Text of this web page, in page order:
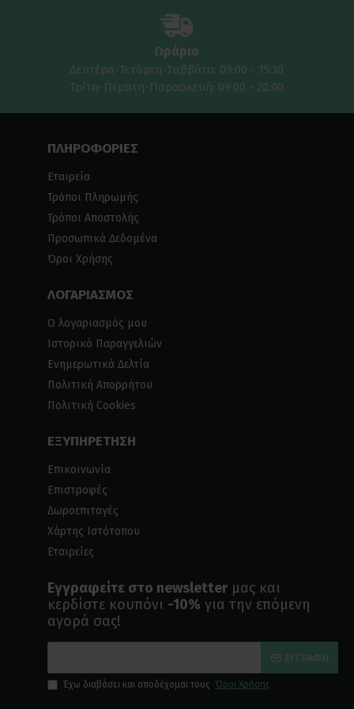
Ωράριο
Δευτέρα-Τετάρτη-Σαββάτο: 09:00 - 15:30
Τρίτη-Πέμπτη-Παρασκευή: 09:00 - 20:00
ΠΛΗΡΟΦΟΡΙΕΣ
Εταιρεία
Τρόποι Πληρωμής
Τρόποι Αποστολής
Προσωπικά Δεδομένα
Όροι Χρήσης
ΛΟΓΑΡΙΑΣΜΟΣ
Ο λογαριασμός μου
Ιστορικό Παραγγελιών
Ενημερωτικά Δελτία
Πολιτική Απορρήτου
Πολιτική Cookies
ΕΞΥΠΗΡΕΤΗΣΗ
Επικοινωνία
Επιστροφές
Δωροεπιταγές
Χάρτης Ιστότοπου
Εταιρείες
Εγγραφείτε στο newsletter μας και
κερδίστε κουπόνι -10% για την επόμενη
αγορά σας!
ΕΓΓΡΑΦΉ
Έχω διαβάσει και αποδέχομαι τους Όροι Χρήσης